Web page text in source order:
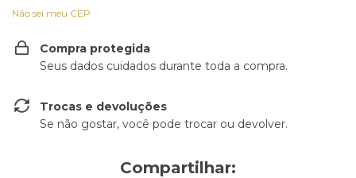
Não sei meu CEP
Compra protegida
Seus dados cuidados durante toda a compra.
Trocas e devoluções
Se não gostar, você pode trocar ou devolver.
Compartilhar: